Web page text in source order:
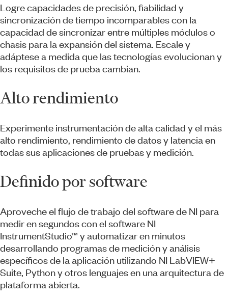
Logre capacidades de precisión, fiabilidad y
sincronización de tiempo incomparables con la
capacidad de sincronizar entre múltiples módulos o
chasis para la expansión del sistema. Escale y
adáptese a medida que las tecnologías evolucionan y
los requisitos de prueba cambian.
Alto rendimiento
Experimente instrumentación de alta calidad y el más
alto rendimiento, rendimiento de datos y latencia en
todas sus aplicaciones de pruebas y medición.
Definido por software
Aproveche el flujo de trabajo del software de NI para
medir en segundos con el software NI
InstrumentStudio™ y automatizar en minutos
desarrollando programas de medición y análisis
específicos de la aplicación utilizando NI LabVIEW+
Suite, Python y otros lenguajes en una arquitectura de
plataforma abierta.